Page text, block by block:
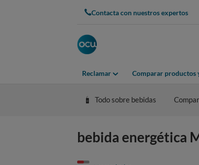
Contacta con nuestros expertos
Reclamar Comparar productos
Todo sobre bebidas
bebida energética